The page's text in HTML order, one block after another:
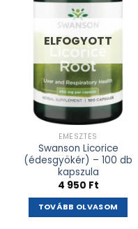
ELFOGYOTT
EMÉSZTÉS
Swanson Licorice
(édesgyökér) – 100 db
kapszula
4 950 Ft
TOVÁBB OLVASOM